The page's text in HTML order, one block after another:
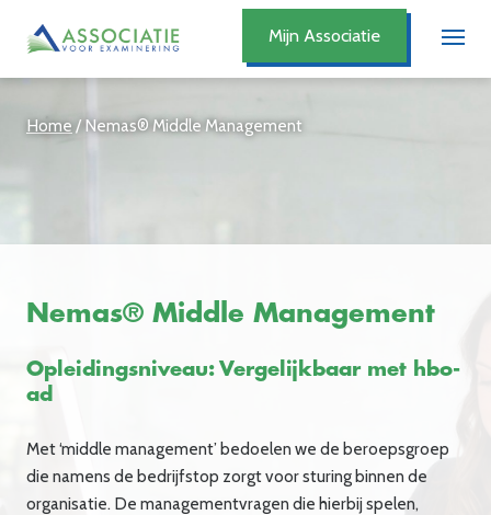
Mijn Associatie
Home/ Nemas® Middle Management
Nemas® Middle Management
Opleidingsniveau: Vergelijkbaar met hbo-
ad
Met ‘middle management’ bedoelen we de beroepsgroep
die namens de bedrijfstop zorgt voor sturing binnen de
organisatie. De managementvragen die hierbij spelen,